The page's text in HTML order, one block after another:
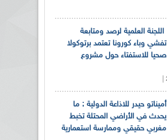
اللجنة العلمية لرصد ومتابعة
تفشي وباء كورونا تعتمد برتوكولا
صحيا للاستفتاء حول مشروع
أميناتو حيدر للاذاعة الدولية : ما
يحدث في الأراضي المحتلة تخبط
مغربي حقيقي وممارسة استعمارية